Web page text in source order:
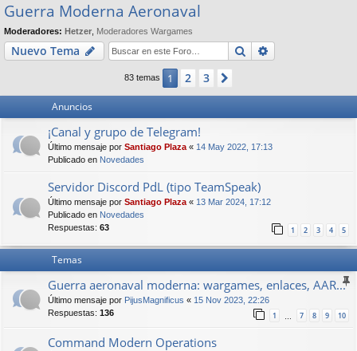
pi
do
s
Guerra Moderna Aeronaval
Moderadores: Hetzer Moderadores Wargames
Nuevo Tema Buscar
83 temas 1 2 3
Anuncios
¡Canal y grupo de Telegram!
Último mensaje por Santiago Plaza « 14 May 2022, 17:13
Publicado en Novedades
Servidor Discord PdL (tipo TeamSpeak)
Último mensaje por Santiago Plaza « 13 Mar 2024, 17:12
Publicado en Novedades
Respuestas: 63 1 2 3 4 5
Temas
Guerra aeronaval moderna: wargames, enlaces, AAR...
Último mensaje por PijusMagnificus « 15 Nov 2023, 22:26
Respuestas: 136 1 7 8 9 10
Command Modern Operations